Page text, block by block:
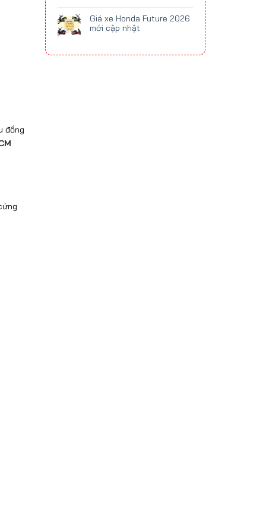
đồng
Giá xe Honda Future 2026
mới cập nhật